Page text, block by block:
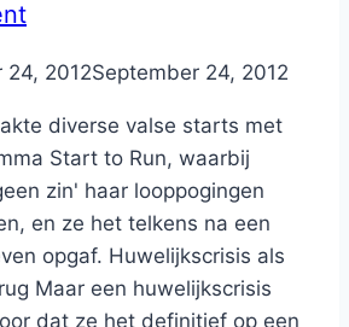
24, 2012September 24, 2012
diverse valse starts met
Start to Run, waarbij
zin' haar looppogingen
en ze het telkens na een
opgaf. Huwelijkscrisis als
Maar een huwelijkscrisis
dat ze het definitief op een